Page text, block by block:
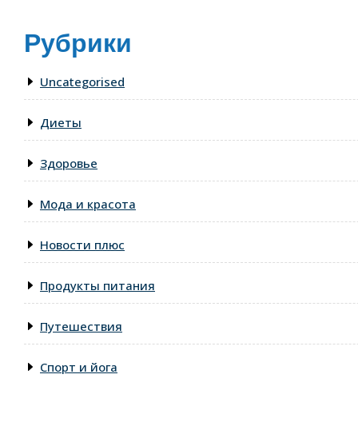
Рубрики
Uncategorised
Диеты
Здоровье
Мода и красота
Новости плюс
Продукты питания
Путешествия
Спорт и йога